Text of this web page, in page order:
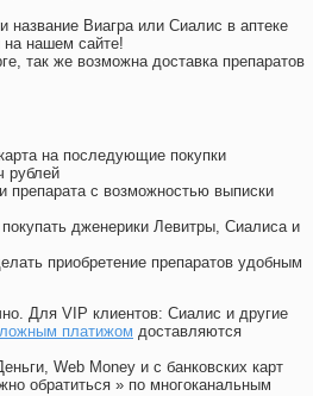
название Виагра или Сиалис в аптеке
на нашем сайте!
так же возможна доставка препаратов
на последующие покупки
рублей
с возможностью выписки
дженерики Левитры, Сиалиса и
приобретение препаратов удобным
Для VIP клиентов: Сиалис и другие
платижом доставляются
Web Money и с банковских карт
обратиться » по многоканальным